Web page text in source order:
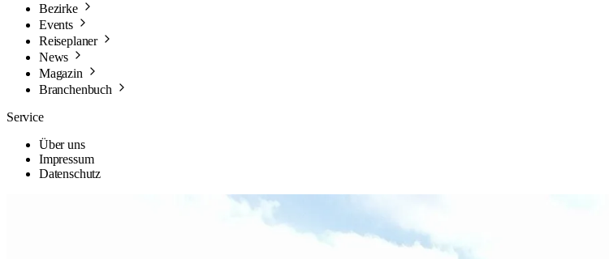
Bezirke
Events
Reiseplaner
News
Magazin
Branchenbuch
Service
Über uns
Impressum
Datenschutz